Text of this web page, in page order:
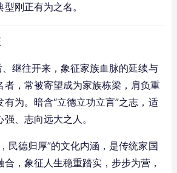
刚正有为之名。
、继往开来，象征家族血脉的延续与
者，常被寄望成为家族栋梁，肩负重
为。暗含“立德立功立言”之志，适
、志向远大之人。
民德归厚”的文化内涵，是传统家国
，象征人生稳重踏实，步步为营，